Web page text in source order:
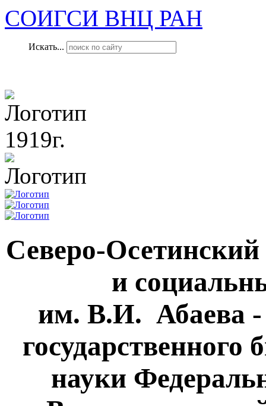
СОИГСИ ВНЦ РАН
Искать...
1919г.
Северо-
и
им. В.И. Абаева -
науки